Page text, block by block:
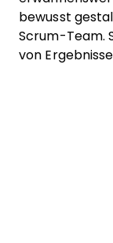
bewusst
Scrum-Team.
von